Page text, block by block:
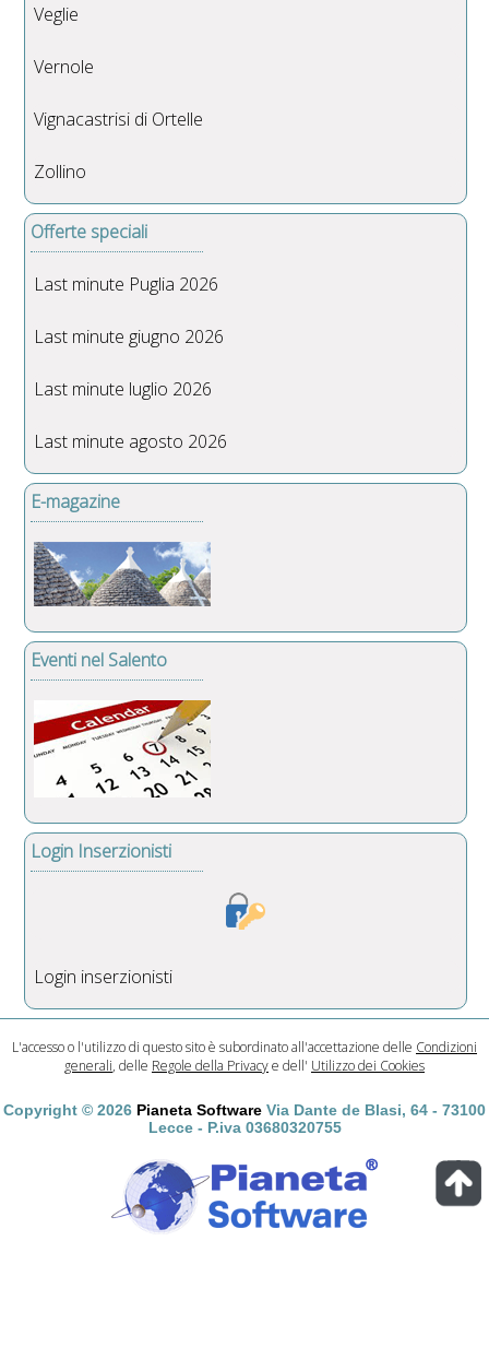
Veglie
Vernole
Vignacastrisi di Ortelle
Zollino
Offerte speciali
Last minute Puglia 2026
Last minute giugno 2026
Last minute luglio 2026
Last minute agosto 2026
E-magazine
Eventi nel Salento
Login Inserzionisti
Login inserzionisti
L'accesso o l'utilizzo di questo sito è subordinato all'accettazione delle Condizioni
generali, delle Regole della Privacye dell' Utilizzo dei Cookies
Copyright © 2026 Pianeta Software Via Dante de Blasi, 64 - 73100
Lecce - P.iva 03680320755